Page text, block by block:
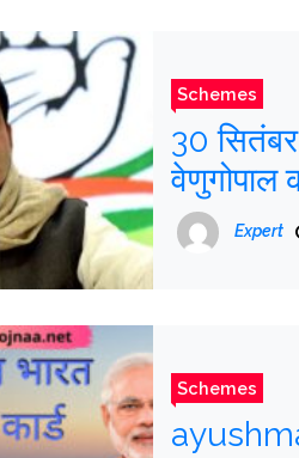
Schemes
30
कोई नाटक
Expert
Schemes